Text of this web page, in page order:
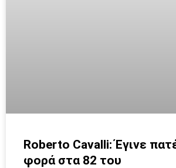
Roberto Cavalli: Έγινε
φορά στα 82 του